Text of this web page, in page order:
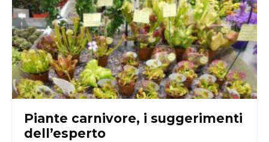
Piante carnivore, i suggerimenti
dell’esperto